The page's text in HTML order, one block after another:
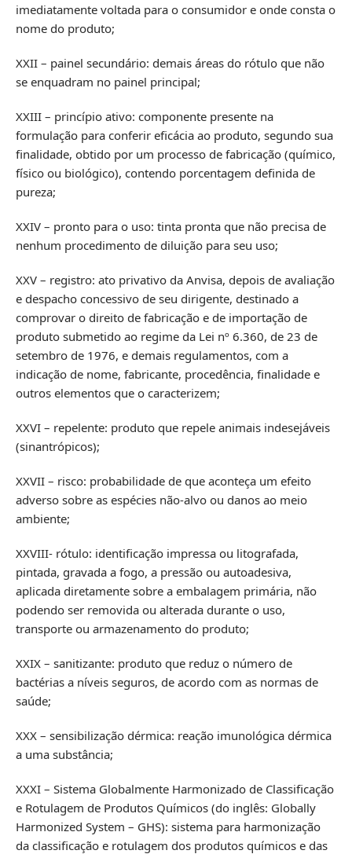
imediatamente voltada para o consumidor e onde consta o
nome do produto;
XXII – painel secundário: demais áreas do rótulo que não
se enquadram no painel principal;
XXIII – princípio ativo: componente presente na
formulação para conferir eficácia ao produto, segundo sua
finalidade, obtido por um processo de fabricação (químico,
físico ou biológico), contendo porcentagem definida de
pureza;
XXIV – pronto para o uso: tinta pronta que não precisa de
nenhum procedimento de diluição para seu uso;
XXV – registro: ato privativo da Anvisa, depois de avaliação
e despacho concessivo de seu dirigente, destinado a
comprovar o direito de fabricação e de importação de
produto submetido ao regime da Lei nº 6.360, de 23 de
setembro de 1976, e demais regulamentos, com a
indicação de nome, fabricante, procedência, finalidade e
outros elementos que o caracterizem;
XXVI – repelente: produto que repele animais indesejáveis
(sinantrópicos);
XXVII – risco: probabilidade de que aconteça um efeito
adverso sobre as espécies não-alvo ou danos ao meio
ambiente;
XXVIII- rótulo: identificação impressa ou litografada,
pintada, gravada a fogo, a pressão ou autoadesiva,
aplicada diretamente sobre a embalagem primária, não
podendo ser removida ou alterada durante o uso,
transporte ou armazenamento do produto;
XXIX – sanitizante: produto que reduz o número de
bactérias a níveis seguros, de acordo com as normas de
saúde;
XXX – sensibilização dérmica: reação imunológica dérmica
a uma substância;
XXXI – Sistema Globalmente Harmonizado de Classificação
e Rotulagem de Produtos Químicos (do inglês: Globally
Harmonized System – GHS): sistema para harmonização
da classificação e rotulagem dos produtos químicos e das